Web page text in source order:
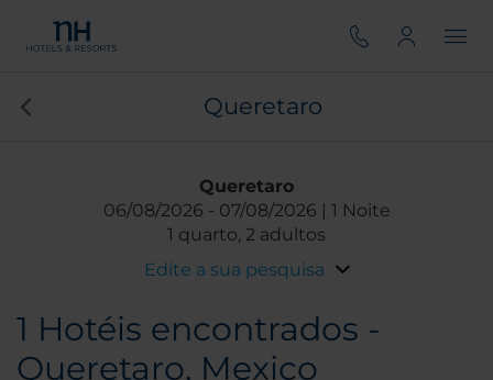
Queretaro
Queretaro
06/08/2026
07/08/2026
1 Noite
1 quarto, 2 adultos
Edite a sua pesquisa
1 Hotéis encontrados -
Queretaro, Mexico